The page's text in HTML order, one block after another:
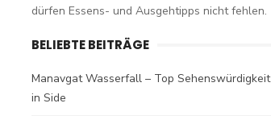
dürfen Essens- und Ausgehtipps nicht fehlen.
BELIEBTE BEITRÄGE
Manavgat Wasserfall – Top Sehenswürdigkeit
in Side